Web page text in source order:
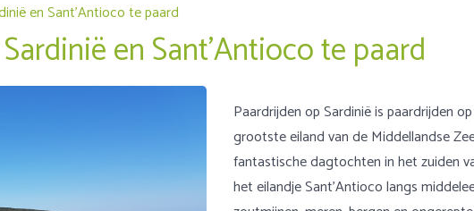
en Sant’Antioco te paard
en Sant’Antioco te paard
Paardrijden op Sardinië is paardrijden
grootste eiland van de Middellandse
fantastische dagtochten in het zuiden
het eilandje Sant’Antioco langs